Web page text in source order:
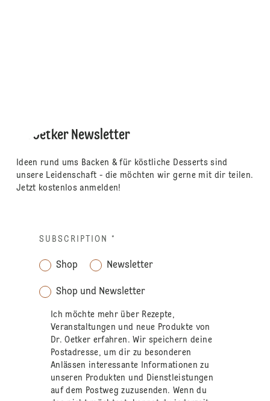
Dr. Oetker Newsletter
Ideen rund ums Backen & für köstliche Desserts sind
unsere Leidenschaft - die möchten wir gerne mit dir teilen.
Jetzt kostenlos anmelden!
SUBSCRIPTION *
Shop Newsletter
Shop und Newsletter
Ich möchte mehr über Rezepte,
Veranstaltungen und neue Produkte von
Dr. Oetker erfahren. Wir speichern deine
Postadresse, um dir zu besonderen
Anlässen interessante Informationen zu
unseren Produkten und Dienstleistungen
auf dem Postweg zuzusenden. Wenn du